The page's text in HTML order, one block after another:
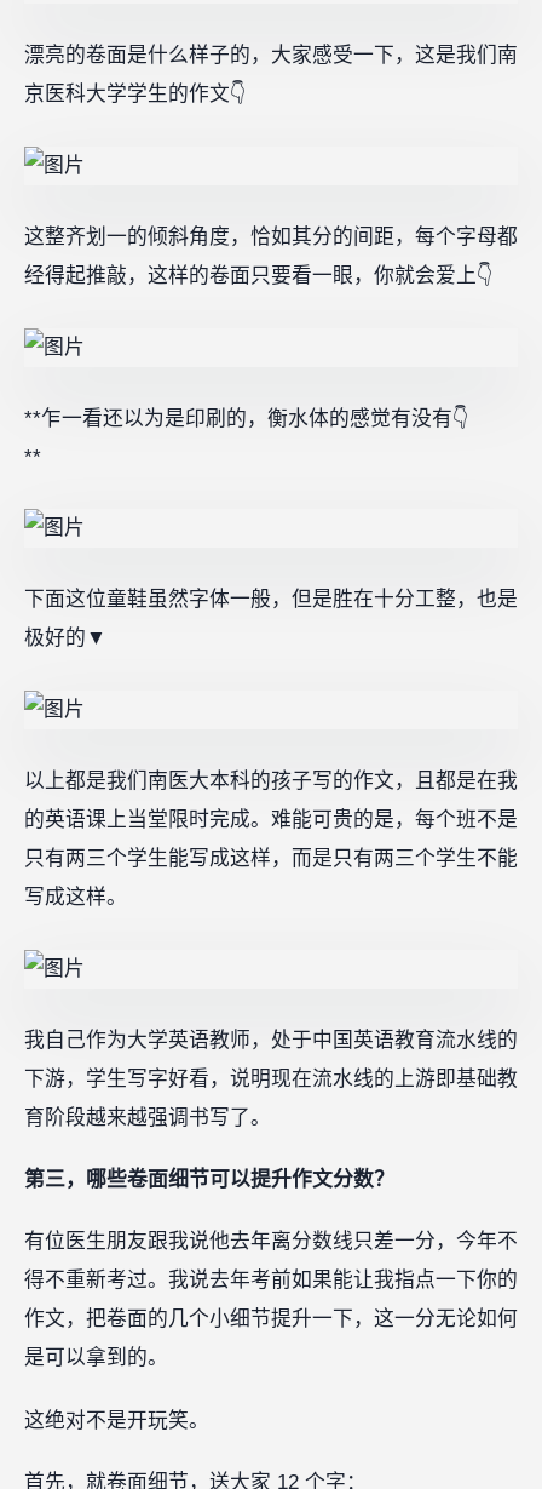
漂亮的卷面是什么样子的，大家感受一下，这是我们南
京医科大学学生的作文👇
这整齐划一的倾斜角度，恰如其分的间距，每个字母都
经得起推敲，这样的卷面只要看一眼，你就会爱上👇
**乍一看还以为是印刷的，衡水体的感觉有没有👇
**
下面这位童鞋虽然字体一般，但是胜在十分工整，也是
极好的▼
以上都是我们南医大本科的孩子写的作文，且都是在我
的英语课上当堂限时完成。难能可贵的是，每个班不是
只有两三个学生能写成这样，而是只有两三个学生不能
写成这样。
我自己作为大学英语教师，处于中国英语教育流水线的
下游，学生写字好看，说明现在流水线的上游即基础教
育阶段越来越强调书写了。
第三，哪些卷面细节可以提升作文分数？
有位医生朋友跟我说他去年离分数线只差一分，今年不
得不重新考过。我说去年考前如果能让我指点一下你的
作文，把卷面的几个小细节提升一下，这一分无论如何
是可以拿到的。
这绝对不是开玩笑。
首先，就卷面细节，送大家 12 个字：